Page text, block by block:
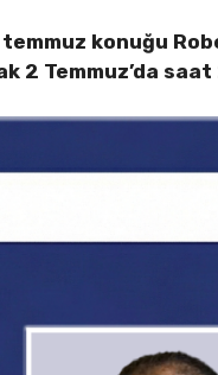
konuğu
Temmuz’da saat